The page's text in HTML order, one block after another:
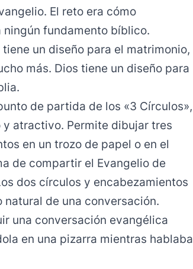
El reto era cómo
fundamento bíblico.
un diseño para el matrimonio,
más. Dios tiene un diseño para
de partida de los «3 Círculos»,
atractivo. Permite dibujar tres
en un trozo de papel o en el
de compartir el Evangelio de
dos círculos y encabezamientos
de una conversación.
una conversación evangélica
en una pizarra mientras hablaba